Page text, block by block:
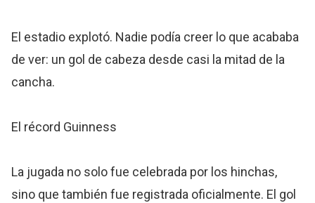
El estadio explotó. Nadie podía creer lo que acababa
de ver: un gol de cabeza desde casi la mitad de la
cancha.
El récord Guinness
La jugada no solo fue celebrada por los hinchas,
sino que también fue registrada oficialmente. El gol